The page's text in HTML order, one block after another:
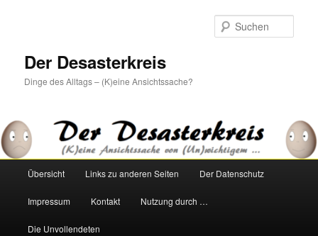
Der Desasterkreis
Dinge des Alltags – (K)eine Ansichtssache?
HauptmenüÜbersicht Links zu anderen Seiten Der Datenschutz
Impressum Kontakt Nutzung durch …
Die Unvollendeten